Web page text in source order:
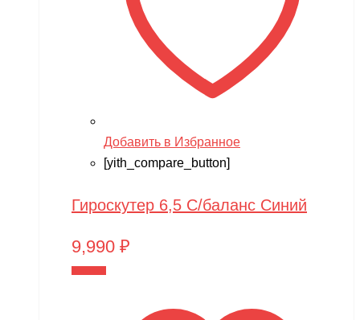
Добавить в Избранное
[yith_compare_button]
Гироскутер 6,5 С/баланс Синий
9,990 ₽